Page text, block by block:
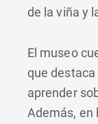
de la viña y
El museo
que
aprender
Además, en